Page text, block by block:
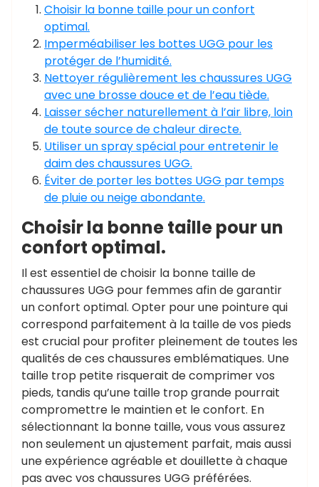
Choisir la bonne taille pour un confort
optimal.
Imperméabiliser les bottes UGG pour les
protéger de l’humidité.
Nettoyer régulièrement les chaussures UGG
avec une brosse douce et de l’eau tiède.
Laisser sécher naturellement à l’air libre, loin
de toute source de chaleur directe.
Utiliser un spray spécial pour entretenir le
daim des chaussures UGG.
Éviter de porter les bottes UGG par temps
de pluie ou neige abondante.
Choisir la bonne taille pour un
confort optimal.
Il est essentiel de choisir la bonne taille de
chaussures UGG pour femmes afin de garantir
un confort optimal. Opter pour une pointure qui
correspond parfaitement à la taille de vos pieds
est crucial pour profiter pleinement de toutes les
qualités de ces chaussures emblématiques. Une
taille trop petite risquerait de comprimer vos
pieds, tandis qu’une taille trop grande pourrait
compromettre le maintien et le confort. En
sélectionnant la bonne taille, vous vous assurez
non seulement un ajustement parfait, mais aussi
une expérience agréable et douillette à chaque
pas avec vos chaussures UGG préférées.